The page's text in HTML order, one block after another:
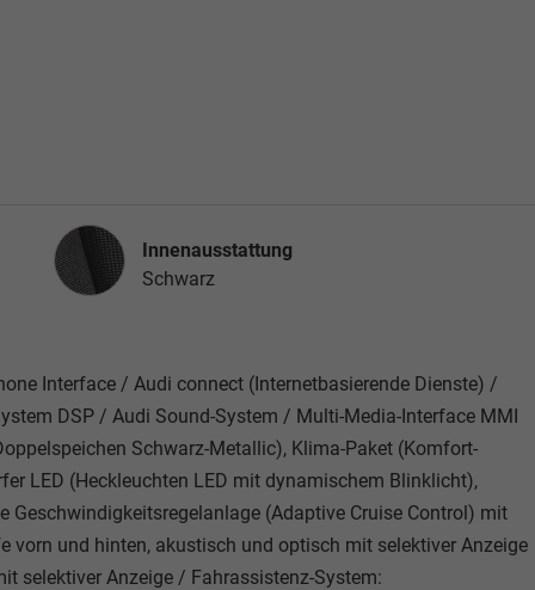
Innenausstattung
Innenausstattung
Schwarz
Interface / Audi connect (Internetbasierende Dienste) /
DSP / Audi Sound-System / Multi-Media-Interface MMI
Schwarz-Metallic), Klima-Paket (Komfort-
LED (Heckleuchten LED mit dynamischem Blinklicht),
Geschwindigkeitsregelanlage (Adaptive Cruise Control) mit
und hinten, akustisch und optisch mit selektiver Anzeige
selektiver Anzeige / Fahrassistenz-System: